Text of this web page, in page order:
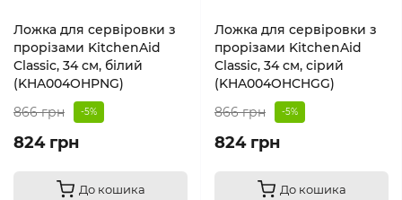
Ложка для сервіровки з
прорізами KitchenAid
Classic, 34 см, білий
(KHA004OHPNG)
866 грн
-5%
824 грн
До кошика
Ложка для сервіровки з
прорізами KitchenAid
Classic, 34 см, сірий
(KHA004OHCHGG)
866 грн
-5%
824 грн
До кошика